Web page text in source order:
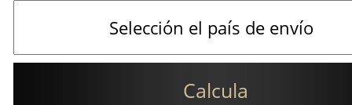
Calcula